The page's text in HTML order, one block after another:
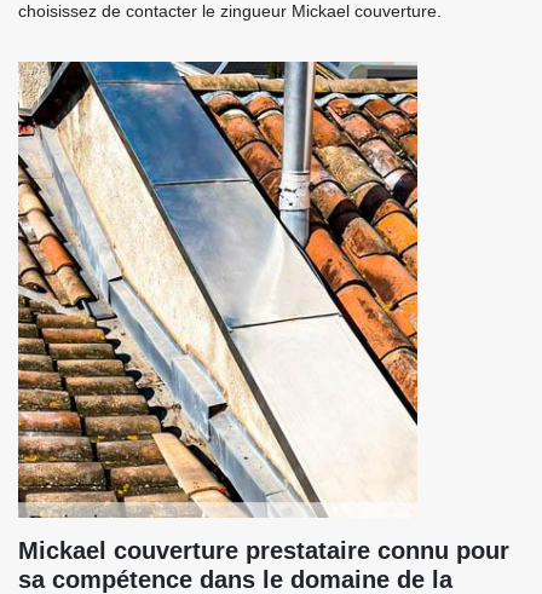
choisissez de contacter le zingueur Mickael couverture.
Mickael couverture prestataire connu pour
sa compétence dans le domaine de la